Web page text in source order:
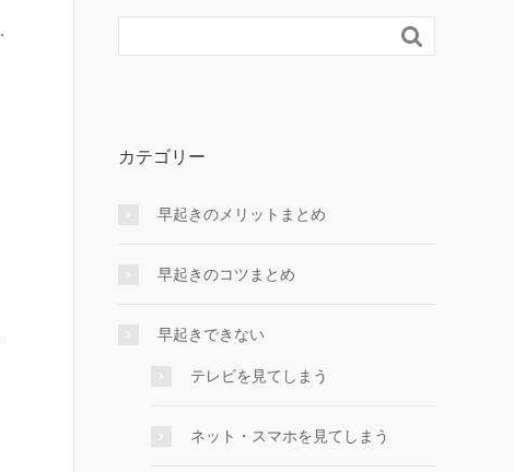

カテゴリー
早起きのメリットまとめ
早起きのコツまとめ
早起きできない
テレビを見てしまう
ネット・スマホを見てしまう